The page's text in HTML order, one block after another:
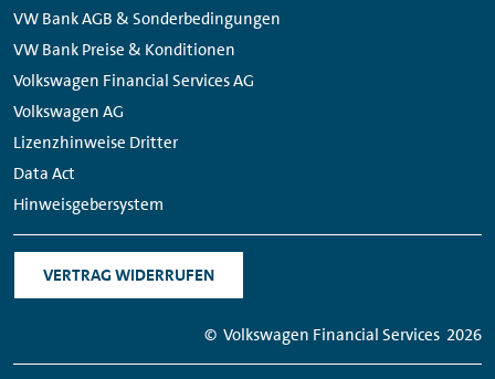
VW Bank AGB & Sonderbedingungen
VW Bank Preise & Konditionen
Volkswagen Financial Services AG
Volkswagen AG
Lizenzhinweise Dritter
Data Act
Hinweisgebersystem
VERTRAG WIDERRUFEN
© Volkswagen Financial Services 2026